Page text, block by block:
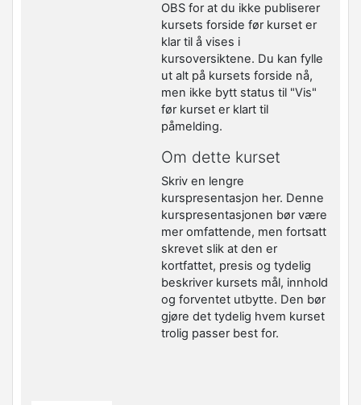
OBS for at du ikke publiserer
kursets forside før kurset er
klar til å vises i
kursoversiktene. Du kan fylle
ut alt på kursets forside nå,
men ikke bytt status til "Vis"
før kurset er klart til
påmelding.
Om dette kurset
Skriv en lengre
kurspresentasjon her. Denne
kurspresentasjonen bør være
mer omfattende, men fortsatt
skrevet slik at den er
kortfattet, presis og tydelig
beskriver kursets mål, innhold
og forventet utbytte. Den bør
gjøre det tydelig hvem kurset
trolig passer best for.